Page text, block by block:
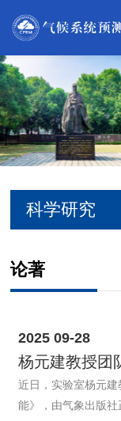
科学研究
论著
2025 09-28
近日，实验室杨元
能》，由气象出版社